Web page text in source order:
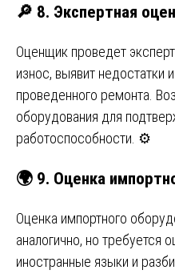
🔎 8. Экспертная
Оценщик проведет
износ, выявит недостатки
проведенного ремонта.
оборудования для
работоспособности. ⚙️
🌍 9. Оценка
Оценка импортного
аналогично, но требуется
иностранные языки и